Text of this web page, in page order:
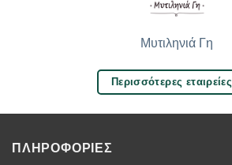
Μυτιληνιά Γη
Περισσότερες εταιρείες
ΠΛΗΡΟΦΟΡΙΕΣ